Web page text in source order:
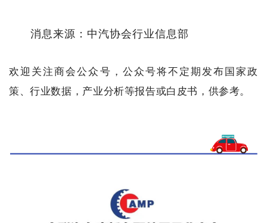
消息来源：中汽协会行业信息部
欢迎关注商会公众号，公众号将不定期发布国家政
策、行业数据，产业分析等报告或白皮书，供参考。